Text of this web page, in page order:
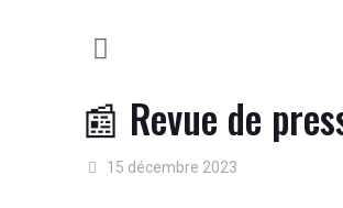
📰 Revue de
15 décembre 2023